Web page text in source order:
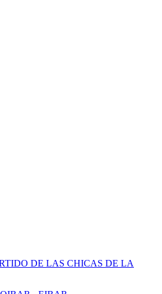
DE LAS CHICAS DE LA